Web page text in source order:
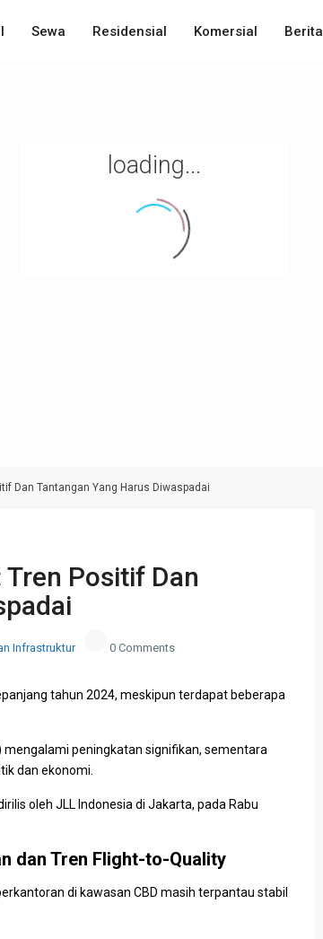
Sewa Residensial Komersial Berita
loading...
Dan Tantangan Yang Harus Diwaspadai
Positif Dan
Infrastruktur 0 Comments
tahun 2024, meskipun terdapat beberapa
mengalami peningkatan signifikan, sementara
dan ekonomi.
oleh JLL Indonesia di Jakarta, pada Rabu
dan Tren Flight-to-Quality
di kawasan CBD masih terpantau stabil